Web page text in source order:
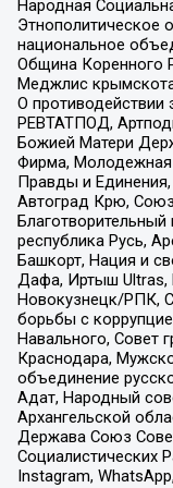
Народная
Этнополитическое
национальное
Община Коренного
Меджлис
О противодействии
РЕВТАТПОД,
Божией Матери
Фирма, Молодежная
Правды и Единения,
Автоград Крю,
Благотворительный
республика Русь,
Башкорт, Нация и
Дафа, Иртыш Ultras,
Новокузнецк/РПК,
борьбы с
Навального, Совет
Краснодара,
объединение
Адат, Народный
Архангельской
Держава Союз
Социалистических
Instagram,